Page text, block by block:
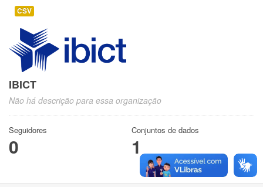
CSV
IBICT
Não há descrição para essa organização
Seguidores
0
Conjuntos de dados
1